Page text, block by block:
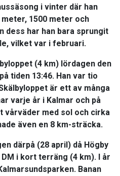
i vinter där han
1500 meter och
dess har han bara sprungit
vilket var i februari.
(4 km) lördagen den
tiden 13:46. Han var tio
är ett av många
varje år i Kalmar och på
vårväder med sol och cirka
även en 8 km-sträcka.
därpå (28 april) då Högby
i kort terräng (4 km). I år
Banan